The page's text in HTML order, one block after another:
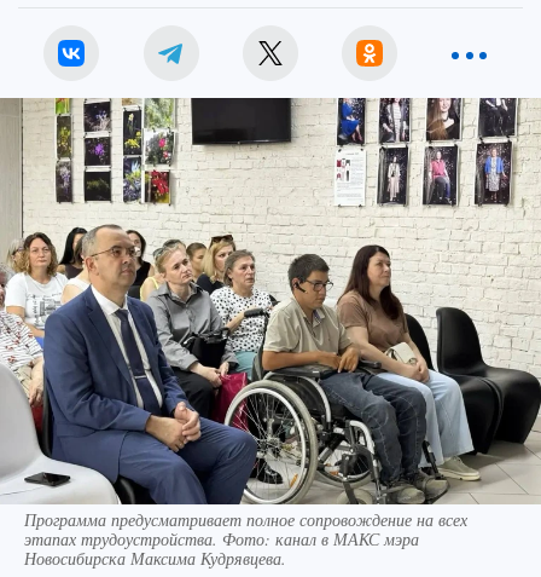
Программа предусматривает полное сопровождение на всех
этапах трудоустройства. Фото: канал в МАКС мэра
Новосибирска Максима Кудрявцева.